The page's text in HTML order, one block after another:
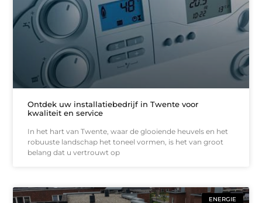
Ontdek uw installatiebedrijf in Twente voor
kwaliteit en service
In het hart van Twente, waar de glooiende heuvels en het
robuuste landschap het toneel vormen, is het van groot
belang dat u vertrouwt op
ENERGIE